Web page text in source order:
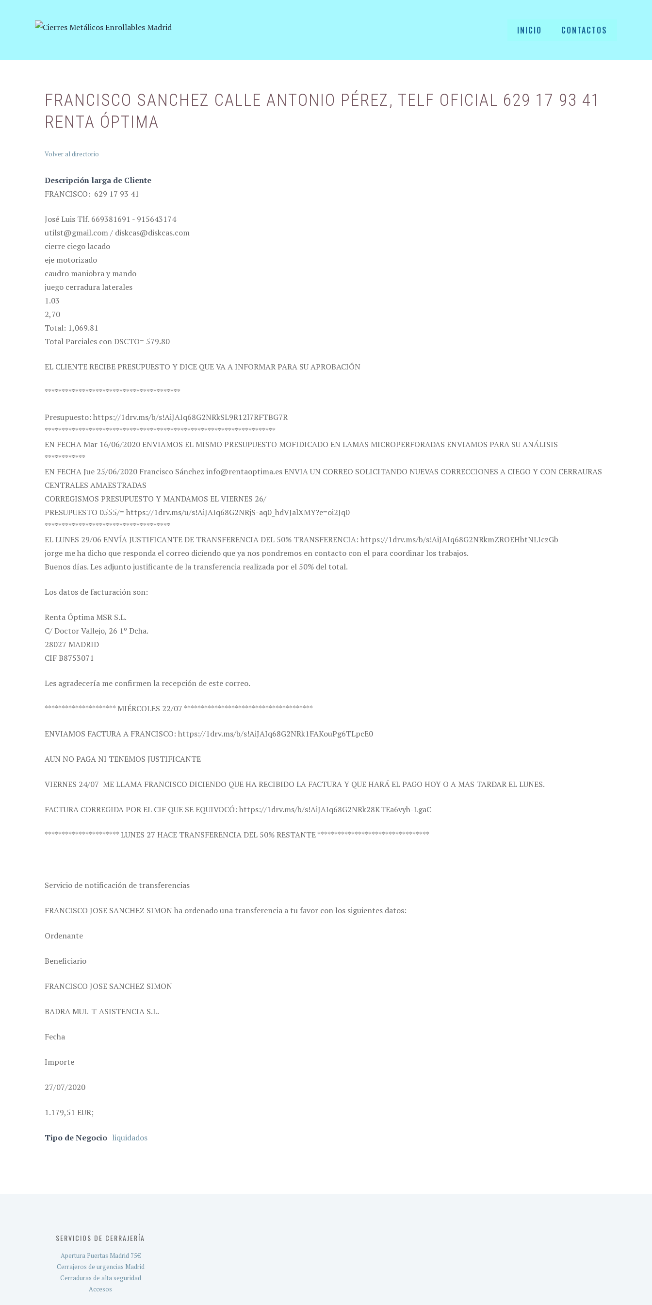
INICIO CONTACTOS
FRANCISCO SANCHEZ CALLE ANTONIO PÉREZ, TELF OFICIAL 629 17 93 41
RENTA ÓPTIMA
Volver al directorio
Descripción larga de Cliente
FRANCISCO: 629 17 93 41
José Luis Tlf. 669381691 - 915643174
utilst@gmail.com / diskcas@diskcas.com
cierre ciego lacado
eje motorizado
caudro maniobra y mando
juego cerradura laterales
1.03
2,70
Total: 1,069.81
Total Parciales con DSCTO= 579.80
EL CLIENTE RECIBE PRESUPUESTO Y DICE QUE VA A INFORMAR PARA SU APROBACIÓN
****************************************
Presupuesto: https://1drv.ms/b/s!AiJAIq68G2NRkSL9R12l7RFTBG7R
********************************************************************
EN FECHA Mar 16/06/2020 ENVIAMOS EL MISMO PRESUPUESTO MOFIDICADO EN LAMAS MICROPERFORADAS ENVIAMOS PARA SU ANÁLISIS
************
EN FECHA Jue 25/06/2020 Francisco Sánchez info@rentaoptima.es ENVIA UN CORREO SOLICITANDO NUEVAS CORRECCIONES A CIEGO Y CON CERRAURAS
CENTRALES AMAESTRADAS
CORREGISMOS PRESUPUESTO Y MANDAMOS EL VIERNES 26/
PRESUPUESTO 0555/= https://1drv.ms/u/s!AiJAIq68G2NRjS-aq0_hdVJalXMY?e=oi2Jq0
*************************************
EL LUNES 29/06 ENVÍA JUSTIFICANTE DE TRANSFERENCIA DEL 50% TRANSFERENCIA: https://1drv.ms/b/s!AiJAIq68G2NRkmZROEHbtNLIczGb
jorge me ha dicho que responda el correo diciendo que ya nos pondremos en contacto con el para coordinar los trabajos.
Buenos días. Les adjunto justificante de la transferencia realizada por el 50% del total.
Los datos de facturación son:
Renta Óptima MSR S.L.
C/ Doctor Vallejo, 26 1º Dcha.
28027 MADRID
CIF B8753071
Les agradecería me confirmen la recepción de este correo.
********************* MIÉRCOLES 22/07 **************************************
ENVIAMOS FACTURA A FRANCISCO: https://1drv.ms/b/s!AiJAIq68G2NRk1FAKouPg6TLpcE0
AUN NO PAGA NI TENEMOS JUSTIFICANTE
VIERNES 24/07 ME LLAMA FRANCISCO DICIENDO QUE HA RECIBIDO LA FACTURA Y QUE HARÁ EL PAGO HOY O A MAS TARDAR EL LUNES.
FACTURA CORREGIDA POR EL CIF QUE SE EQUIVOCÓ: https://1drv.ms/b/s!AiJAIq68G2NRk28KTEa6vyh-LgaC
********************** LUNES 27 HACE TRANSFERENCIA DEL 50% RESTANTE *********************************
Servicio de notificación de transferencias
FRANCISCO JOSE SANCHEZ SIMON ha ordenado una transferencia a tu favor con los siguientes datos:
Ordenante
Beneficiario
FRANCISCO JOSE SANCHEZ SIMON
BADRA MUL-T-ASISTENCIA S.L.
Fecha
Importe
27/07/2020
1.179,51 EUR;
Tipo de Negocio liquidados
SERVICIOS DE CERRAJERÍA
Apertura Puertas Madrid 75€
Cerrajeros de urgencias Madrid
Cerraduras de alta seguridad
Accesos